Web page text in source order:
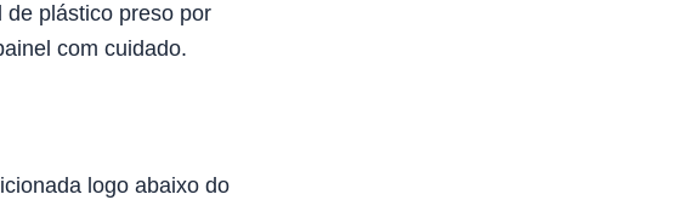
de plástico preso por
com cuidado.
logo abaixo do